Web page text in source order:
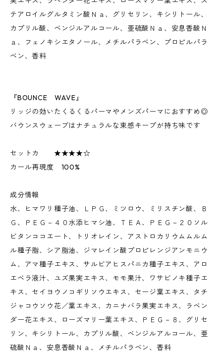
テアロイルグルタミン酸Ｎａ、グリセリン、キシリトール、
カプリル酸、ベンジルアルコール、亜硫酸Ｎａ、安息香酸Ｎ
ａ、フェノキシエタノール、メチルパラベン、プロピルパラ
ベン、香料
『BOUNCE WAVE』
リッジの効いたくるくるパーマやメンズパーマにおすすめ◎
バウンスウェーブはナチュラルな束感キープが持ち味です
セットカ ★★★★☆
カール再現度 100%
成分情報
水、ヒマワリ種子油、ＬＰＧ、ミツロウ、ミリスチン酸、Ｂ
Ｇ、ＰＥＧ－４０水添ヒマシ油、ＴＥＡ、ＰＥＧ－２０ソル
ビタンココエート、トリオレイン、アストロカリウムムルム
ル種子脂、シア脂油、ジマレイン酸プロピレンジアンモニウ
ム、アマ種子エキス、サルビアヒスパニカ種子エキス、アロ
エベラ液汁、ユズ果実エキス、モモ果汁、ワサビノキ種子エ
キス、セイヨウノコギリソウエキス、セージ葉エキス、タチ
ジャコウソウ花／葉エキス、カニナバラ果実エキス、ラベン
ダー花エキス、ローズマリー葉エキス、ＰＥＧ－８、グリセ
リン、キシリトール、カプリル酸、ベンジルアルコール、亜
硫酸Ｎａ、安息香酸Ｎａ、メチルパラベン、香料